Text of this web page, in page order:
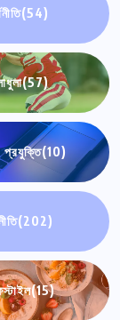
(54)
(57)
(10)
(202)
(15)